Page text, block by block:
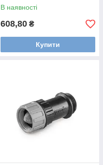
В наявності
608,80 ₴
Купити